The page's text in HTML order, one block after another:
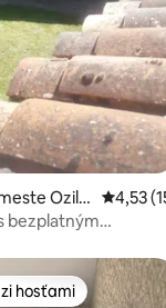
Ozilla
4,53
bezplatným
hosťami
hosťami